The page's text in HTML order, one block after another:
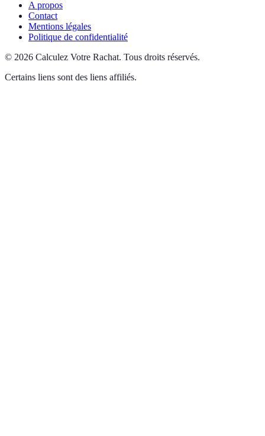
A propos
Contact
Mentions légales
Politique de confidentialité
© 2026 Calculez Votre Rachat. Tous droits réservés.
Certains liens sont des liens affiliés.